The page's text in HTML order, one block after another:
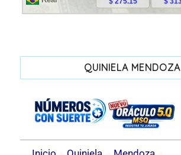
QUINIELA MENDOZA